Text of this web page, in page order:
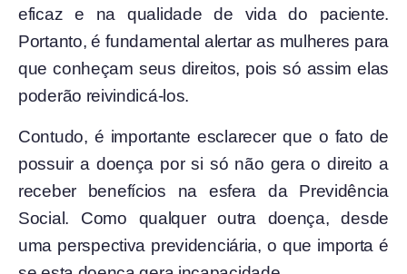
eficaz e na qualidade de vida do paciente.
Portanto, é fundamental alertar as mulheres para
que conheçam seus direitos, pois só assim elas
poderão reivindicá-los.
Contudo, é importante esclarecer que o fato de
possuir a doença por si só não gera o direito a
receber benefícios na esfera da Previdência
Social. Como qualquer outra doença, desde
uma perspectiva previdenciária, o que importa é